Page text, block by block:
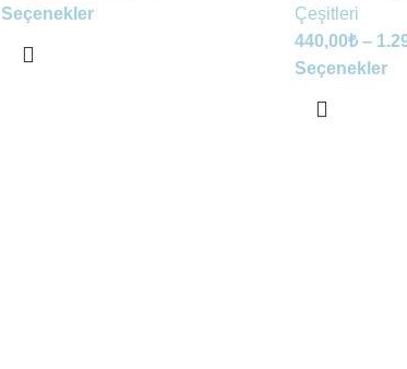
Seçenekler
Çeşitleri
440,00₺ –
Seçenekler